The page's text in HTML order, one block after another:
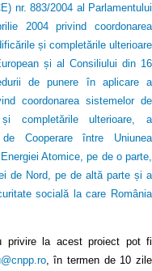
nr. 883/2004 al Parlamentului
2004 privind coordonarea
și completările ulterioare
și al Consiliului din 16
de punere în aplicare a
coordonarea sistemelor de
completările ulterioare, a
Cooperare între Uniunea
Atomice, pe de o parte,
de Nord, pe de altă parte și a
socială la care România
la acest proiect pot fi
, în termen de 10 zile